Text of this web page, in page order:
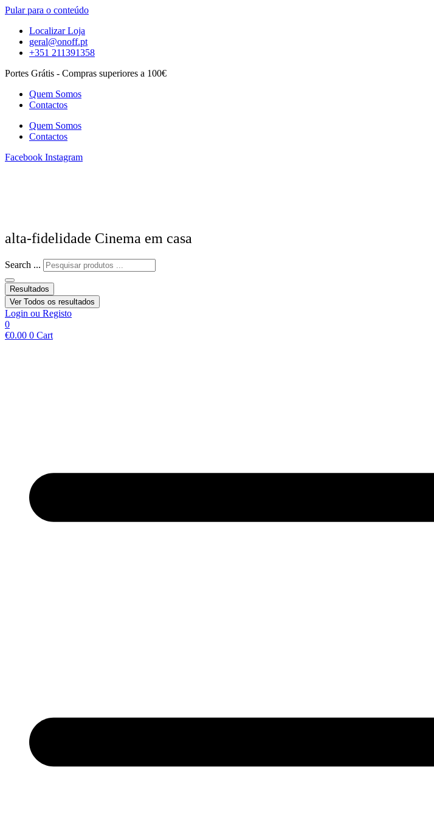
Pular para o conteúdo
Localizar Loja
geral@onoff.pt
+351 211391358
Portes Grátis - Compras superiores a 100€
Quem Somos
Contactos
Quem Somos
Contactos
Facebook Instagram
alta-fidelidade Cinema em casa
Search ...
Resultados
Ver Todos os resultados
Login ou Registo
0
€0.00 0 Cart